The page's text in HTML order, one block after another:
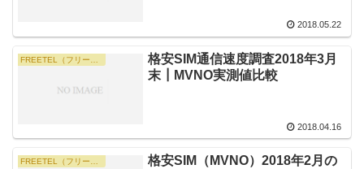
2018.05.22
FREETEL（フリーテル）・旧 FREETEL SIM（現 楽天モバイル）
格安SIM通信速度調査2018年3月
末┃MVNO実測値比較
2018.04.16
FREETEL（フリーテル）・旧 FREETEL SIM（現 楽天モバイル）
格安SIM（MVNO）2018年2月の